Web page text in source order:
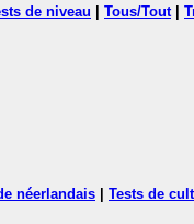
de niveau Tous/Tout|
néerlandais Tests de